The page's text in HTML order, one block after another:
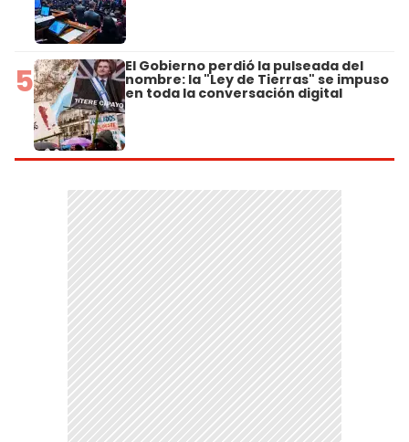
5 El Gobierno perdió la pulseada del
nombre: la "Ley de Tierras" se impuso
en toda la conversación digital